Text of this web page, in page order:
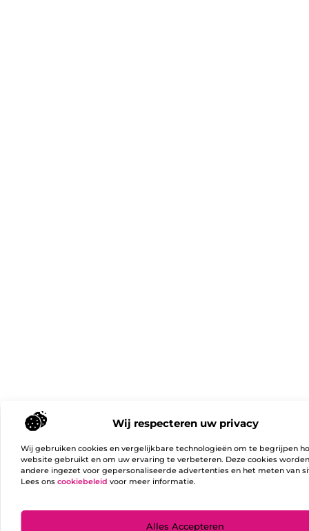
Wij respecteren uw privacy
Wij gebruiken cookies en vergelijkbare technologieën om te begrijpen
website gebruikt en om uw ervaring te verbeteren. Deze cookies
andere ingezet voor gepersonaliseerde advertenties en het meten van
Lees ons cookiebeleid voor meer informatie.
Alles Accepteren